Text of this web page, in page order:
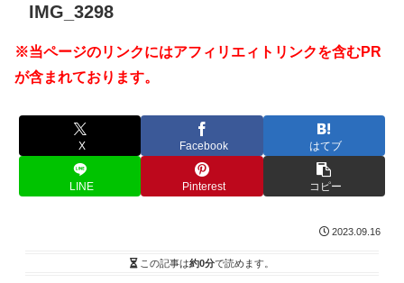
IMG_3298
※当ページのリンクにはアフィリエィトリンクを含むPR
が含まれております。
X Facebook はてブ
LINE Pinterest コピー
2023.09.16
この記事は約0分で読めます。